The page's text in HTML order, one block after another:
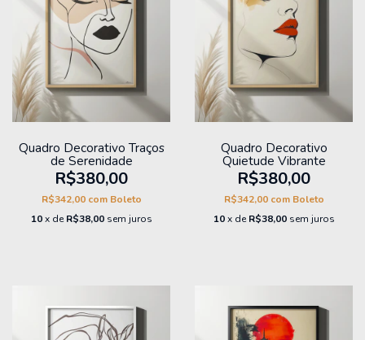
Quadro Decorativo Traços
de Serenidade
R$380,00
R$342,00 com Boleto
10 x de R$38,00 sem juros
Quadro Decorativo
Quietude Vibrante
R$380,00
R$342,00 com Boleto
10 x de R$38,00 sem juros